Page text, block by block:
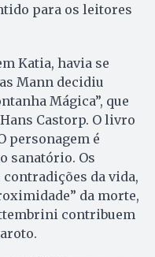
para os leitores
Katia, havia se
Mann decidiu
Mágica”, que
Castorp. O livro
personagem é
sanatório. Os
da vida,
da morte,
contribuem